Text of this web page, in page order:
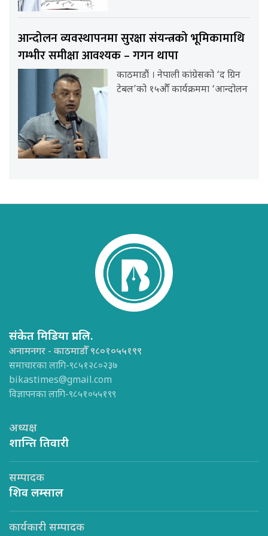
आन्दोलन व्यवस्थापनमा सुरक्षा संयन्त्रको भूमिकामाथि
गम्भीर समीक्षा आवश्यक – गगन थापा
काठमाडौं । नेपाली कांग्रेसको ‘द ग्रिन
टेबल’को १५औँ कार्यक्रममा ‘आन्दोलन
संकेत मिडिया प्रा.लि.
अनामनगर - काठमाडौँ ९८०१०५५१९९
समाचारका लागि-९८५१२८०२३७
bikastimes@gmail.com
विज्ञापनका लागि-९८५१०५५१९९
अध्यक्ष
शान्ति तिवारी
सम्पादक
शिव लम्साल
कार्यकारी सम्पादक